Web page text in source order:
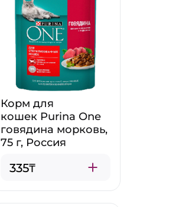
Корм для
кошек Purina One
говядина морковь,
75 г, Россия
335₸